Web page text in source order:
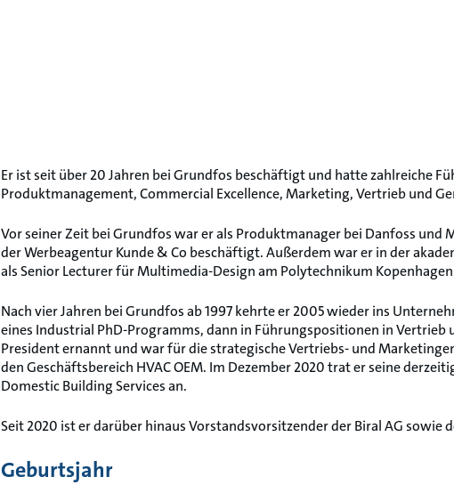
Er ist seit über 20 Jahren bei Grundfos beschäftigt und hatte zahlreiche
Produktmanagement, Commercial Excellence, Marketing, Vertrieb und
Vor seiner Zeit bei Grundfos war er als Produktmanager bei Danfoss und
der Werbeagentur Kunde & Co beschäftigt. Außerdem war er in der
als Senior Lecturer für Multimedia-Design am Polytechnikum
Nach vier Jahren bei Grundfos ab 1997 kehrte er 2005 wieder ins
eines Industrial PhD-Programms, dann in Führungspositionen in Vertrieb
President ernannt und war für die strategische Vertriebs- und
den Geschäftsbereich HVAC OEM. Im Dezember 2020 trat er seine
Domestic Building Services an.
Seit 2020 ist er darüber hinaus Vorstandsvorsitzender der Biral AG sowie
Geburtsjahr